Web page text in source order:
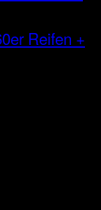
Reifen +